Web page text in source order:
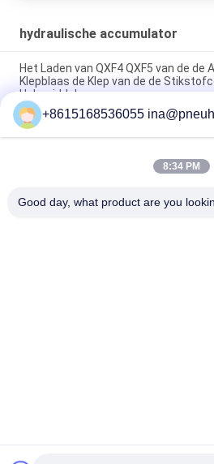
hydraulische accumulator
Het Laden van QXF4 QXF5 van de
Klepblaas de Klep van de de
Hulpmiddelen
De Hydraulische Accumulator die van
met Hoge druk tegenhouden
Rechtstreekse de
+8615168536055
8:34 PM
Good day, what product are you